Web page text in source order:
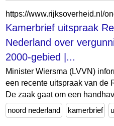
Kamerbrief uitspraak
Nederland over
2000-gebied |...
Minister Wiersma (LVVN)
een recente uitspraak van de
De zaak gaat om een
noord nederland
kamerbrief